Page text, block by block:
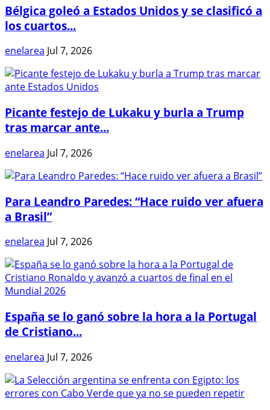
Bélgica goleó a Estados Unidos y se clasificó a
los cuartos...
enelarea Jul 7, 2026
Picante festejo de Lukaku y burla a Trump
tras marcar ante...
enelarea Jul 7, 2026
Para Leandro Paredes: “Hace ruido ver afuera
a Brasil”
enelarea Jul 7, 2026
España se lo ganó sobre la hora a la Portugal
de Cristiano...
enelarea Jul 7, 2026